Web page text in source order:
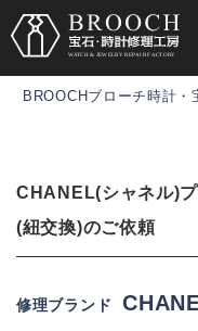
BROOCHブローチ時計・
CHANEL(シャネル)
(紐交換)のご依頼
修理ブランド